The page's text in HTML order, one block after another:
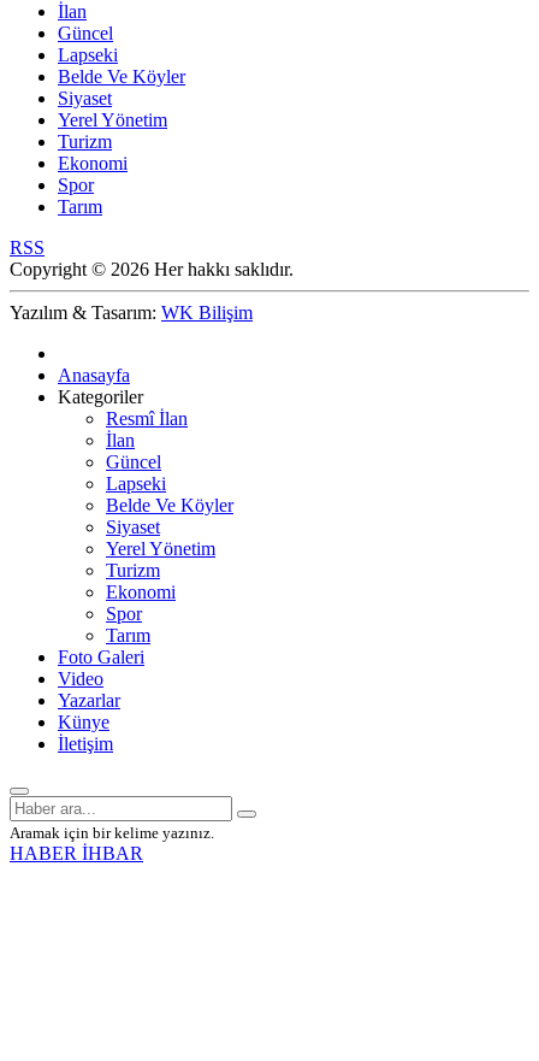
İlan
Güncel
Lapseki
Belde Ve Köyler
Siyaset
Yerel Yönetim
Turizm
Ekonomi
Spor
Tarım
RSS
Copyright © 2026 Her hakkı saklıdır.
Yazılım & Tasarım: WK Bilişim
Anasayfa
Kategoriler
Resmî İlan
İlan
Güncel
Lapseki
Belde Ve Köyler
Siyaset
Yerel Yönetim
Turizm
Ekonomi
Spor
Tarım
Foto Galeri
Video
Yazarlar
Künye
İletişim
Aramak için bir kelime yazınız.
HABER İHBAR